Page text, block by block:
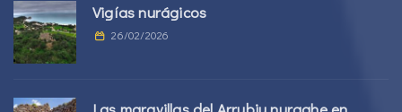
Vigías nurágicos
26/02/2026